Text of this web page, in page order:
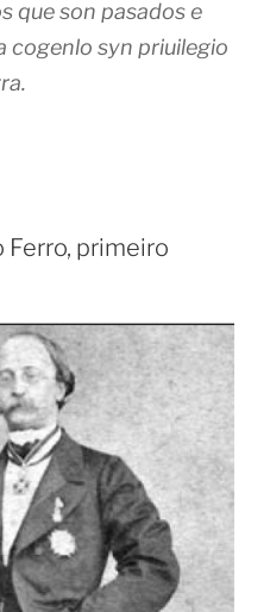
que son pasados e
cogenlo syn priuilegio
Ferro, primeiro